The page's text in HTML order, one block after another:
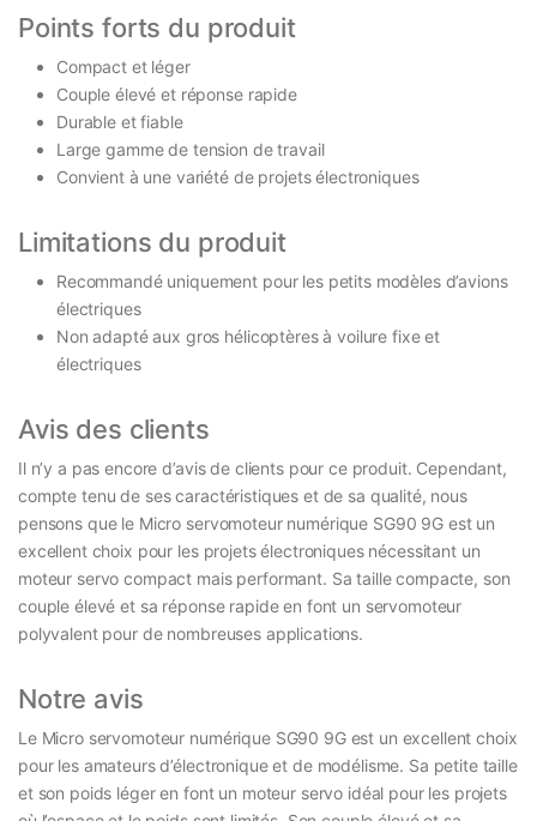
Points forts du produit
Compact et léger
Couple élevé et réponse rapide
Durable et fiable
Large gamme de tension de travail
Convient à une variété de projets électroniques
Limitations du produit
Recommandé uniquement pour les petits modèles d’avions
électriques
Non adapté aux gros hélicoptères à voilure fixe et
électriques
Avis des clients
Il n’y a pas encore d’avis de clients pour ce produit. Cependant,
compte tenu de ses caractéristiques et de sa qualité, nous
pensons que le Micro servomoteur numérique SG90 9G est un
excellent choix pour les projets électroniques nécessitant un
moteur servo compact mais performant. Sa taille compacte, son
couple élevé et sa réponse rapide en font un servomoteur
polyvalent pour de nombreuses applications.
Notre avis
Le Micro servomoteur numérique SG90 9G est un excellent choix
pour les amateurs d’électronique et de modélisme. Sa petite taille
et son poids léger en font un moteur servo idéal pour les projets